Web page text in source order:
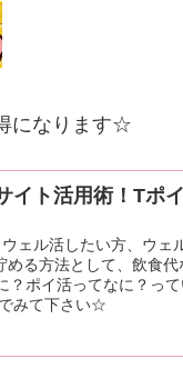
になります☆
イト活用術！Tポ
ェル活したい方、ウェ
る方法として、飲食
？ポイ活ってなに？っ
みて下さい☆